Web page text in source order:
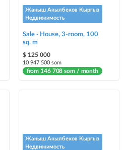
Жаныш Акылбеков Кыргыз
Недвижимость
Sale · House, 3-room, 100
sq. m
$ 125 000
10 947 500 som
from 146 708 som / month
Жаныш Акылбеков Кыргыз
Недвижимость